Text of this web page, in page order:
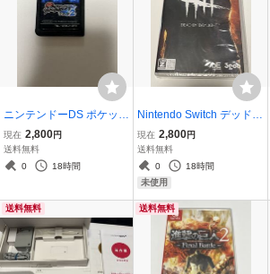
ニンテンドーDS ポケット
モンスター ブラック2 ソ
フトのみ
現在 2,800円
送料無料
0
18時間
Nintendo Switch デッドバ
イデイライト 未開封
訳あり
現在 2,800円
送料無料
0
18時間
未使用
送料無料 送料無料